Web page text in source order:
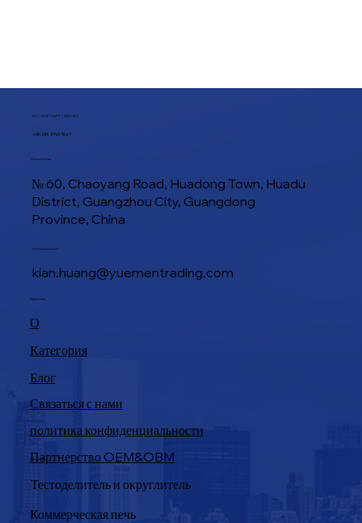
ресторанов
ТЕЛ / WHATSAPP / WECHAT
+86 188 1945 9649
Расположение
№ 60, Chaoyang Road, Huadong Town, Huadu
District, Guangzhou City, Guangdong
Province, China
kian.huang@yuementrading.com
Электронная почта
Навигация
О
Категория
Блог
политика конфиденциальности
Связаться с нами
Тестоделитель и округлитель
Продукция
Коммерческая печь
Партнерство OEM&OBM